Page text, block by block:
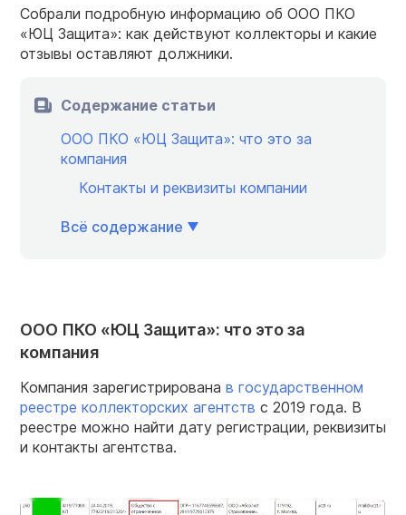
Собрали подробную информацию об ООО ПКО
«ЮЦ Защита»: как действуют коллекторы и какие
отзывы оставляют должники.
Содержание статьи
ООО ПКО «ЮЦ Защита»: что это за
компания
Контакты и реквизиты компании
Всё содержание
ООО ПКО «ЮЦ Защита»: что это за
компания
Компания зарегистрирована в государственном
реестре коллекторских агентств с 2019 года. В
реестре можно найти дату регистрации, реквизиты
и контакты агентства.